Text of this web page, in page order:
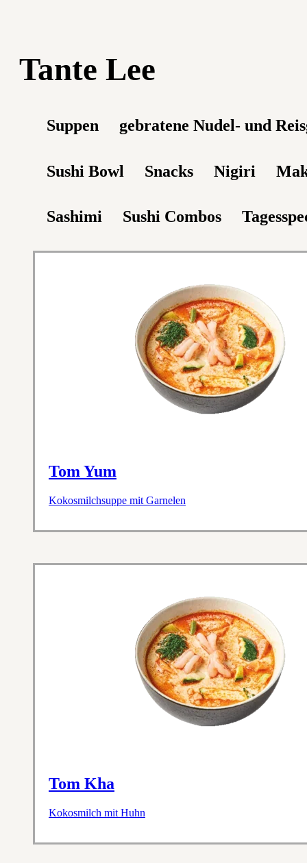
Tante Lee
Suppen gebratene Nudel- und
Sushi Bowl Snacks Nigiri
Sashimi Sushi Combos
Tom Yum
Kokosmilchsuppe mit Garnelen
Tom Kha
Kokosmilch mit Huhn